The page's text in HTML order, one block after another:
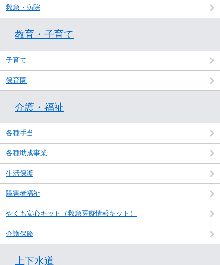
救急・病院
教育・子育て
子育て
保育園
介護・福祉
各種手当
各種助成事業
生活保護
障害者福祉
やくも安心キット（救急医療情報キット）
介護保険
上下水道